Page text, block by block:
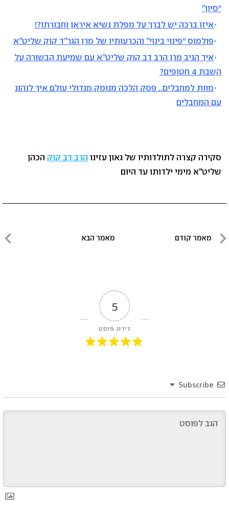
“סיון”
איזו ברכה יש לברך על מפלת נשיא איראן וחבורתו?!
פולמוס “פינוי בינוי” והכרעותיו של מרן הגר”ד קוק שליט”א
איך הגיב מרן הרב דב קוק שליט”א עם שמיעת הבשורה על
השבת 4 חטופים?
מוות למחבלים.. פסק הלכה מנומק מגדולי עולם איך לנהוג
עם המחבלים
סקירה קצרה לתולדותיו של גאון עזינו הרב דב קוק הכהן
שליט”א מימי ילדותו עד היום
ניווט מאמר הבא מאמר קודם
5
דירוג פוסט
Subscribe